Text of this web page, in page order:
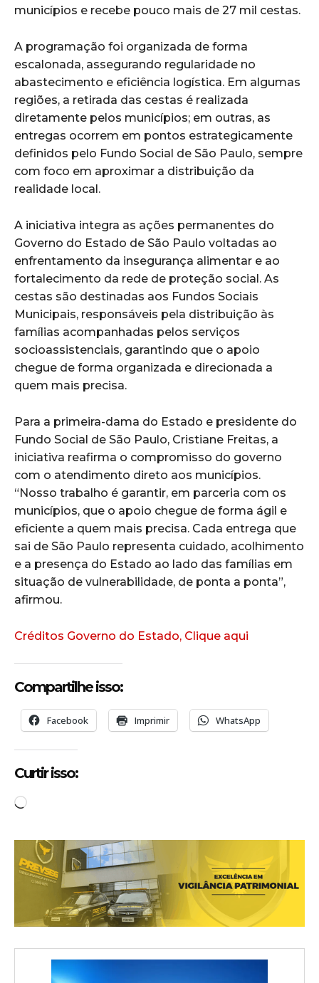
municípios e recebe pouco mais de 27 mil cestas.
A programação foi organizada de forma
escalonada, assegurando regularidade no
abastecimento e eficiência logística. Em algumas
regiões, a retirada das cestas é realizada
diretamente pelos municípios; em outras, as
entregas ocorrem em pontos estrategicamente
definidos pelo Fundo Social de São Paulo, sempre
com foco em aproximar a distribuição da
realidade local.
A iniciativa integra as ações permanentes do
Governo do Estado de São Paulo voltadas ao
enfrentamento da insegurança alimentar e ao
fortalecimento da rede de proteção social. As
cestas são destinadas aos Fundos Sociais
Municipais, responsáveis pela distribuição às
famílias acompanhadas pelos serviços
socioassistenciais, garantindo que o apoio
chegue de forma organizada e direcionada a
quem mais precisa.
Para a primeira-dama do Estado e presidente do
Fundo Social de São Paulo, Cristiane Freitas, a
iniciativa reafirma o compromisso do governo
com o atendimento direto aos municípios.
“Nosso trabalho é garantir, em parceria com os
municípios, que o apoio chegue de forma ágil e
eficiente a quem mais precisa. Cada entrega que
sai de São Paulo representa cuidado, acolhimento
e a presença do Estado ao lado das famílias em
situação de vulnerabilidade, de ponta a ponta”,
afirmou.
Créditos Governo do Estado, Clique aqui
Compartilhe isso:
Facebook Imprimir WhatsApp
Curtir isso:
C
r
r
e
n
d